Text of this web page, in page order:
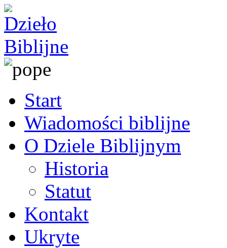
Start
Wiadomości biblijne
O Dziele Biblijnym
Historia
Statut
Kontakt
Ukryte